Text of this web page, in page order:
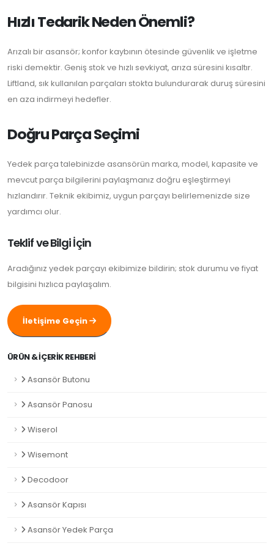
Hızlı Tedarik Neden Önemli?
Arızalı bir asansör; konfor kaybının ötesinde güvenlik ve işletme
riski demektir. Geniş stok ve hızlı sevkiyat, arıza süresini kısaltır.
Liftland, sık kullanılan parçaları stokta bulundurarak duruş süresini
en aza indirmeyi hedefler.
Doğru Parça Seçimi
Yedek parça talebinizde asansörün marka, model, kapasite ve
mevcut parça bilgilerini paylaşmanız doğru eşleştirmeyi
hızlandırır. Teknik ekibimiz, uygun parçayı belirlemenizde size
yardımcı olur.
Teklif ve Bilgi İçin
Aradığınız yedek parçayı ekibimize bildirin; stok durumu ve fiyat
bilgisini hızlıca paylaşalım.
İletişime Geçin
ÜRÜN & İÇERIK REHBERI
Asansör Butonu
Asansör Panosu
Wiserol
Wisemont
Decodoor
Asansör Kapısı
Asansör Yedek Parça